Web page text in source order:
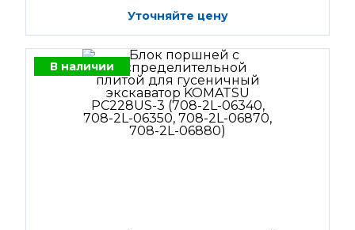
Уточняйте цену
В наличии